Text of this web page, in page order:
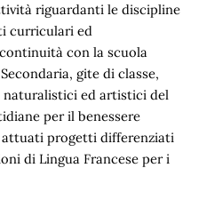
riguardanti le discipline
curriculari ed
con la scuola
gite di classe,
naturalistici ed artistici del
per il benessere
progetti differenziati
di Lingua Francese per i